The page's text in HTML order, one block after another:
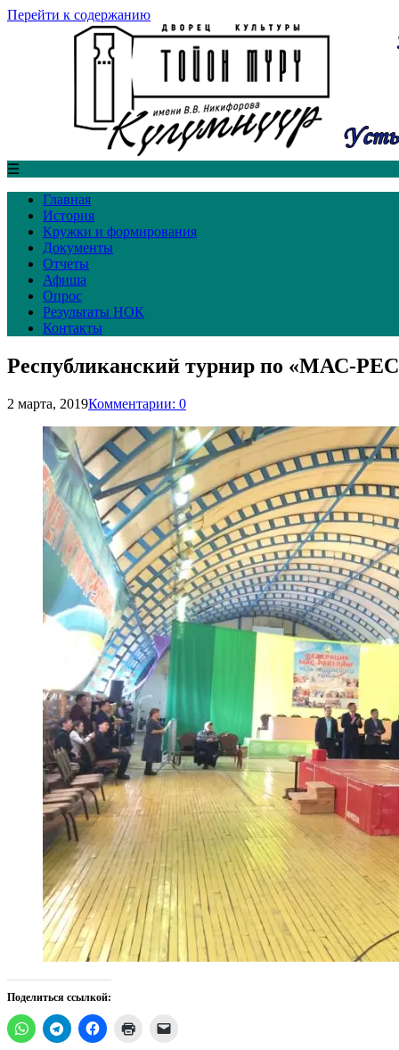
Перейти к содержанию
☰
Главная
История
Кружки и формирования
Документы
Отчеты
Афиша
Опрос
Результаты НОК
Контакты
Республиканский турнир по «МАС-
2 марта, 2019Комментарии: 0
Поделиться ссылкой: